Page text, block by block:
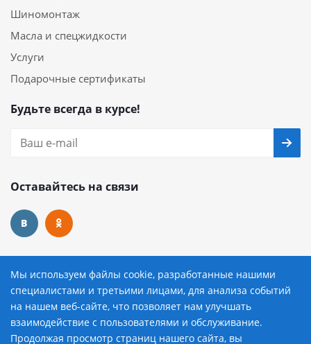
Шиномонтаж
Масла и спецжидкости
Услуги
Подарочные сертификаты
Будьте всегда в курсе!
Оставайтесь на связи
Наши контакты
8 (800) 222-72-84
avtopilot@avtopilot-ekat.ru
Мы используем файлы cookie, разработанные нашими
специалистами и третьими лицами, для анализа событий
на нашем веб-сайте, что позволяет нам улучшать
взаимодействие с пользователями и обслуживание.
Продолжая просмотр страниц нашего сайта, вы